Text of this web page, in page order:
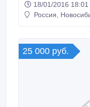
организационных
офисных программ,
доход, официальное
своевременная
18/01/2016 18:01
Россия,
25 000 руб.